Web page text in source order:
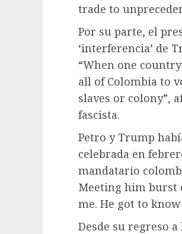
trade to
Por su parte, el
‘interferencia’ de
“When one
all of Colombia to
slaves or colony”,
fascista.
Petro y Trump
celebrada en
mandatario
Meeting him burst
me. He got to
Desde su regreso